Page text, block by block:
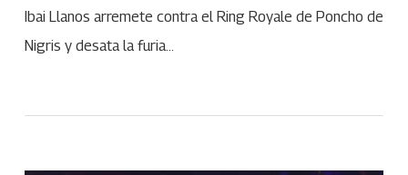
Ibai Llanos arremete contra el Ring Royale de Poncho de
Nigris y desata la furia…